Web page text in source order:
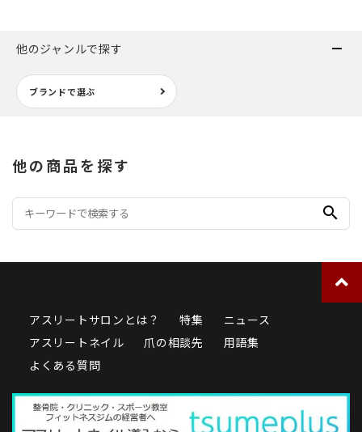
他のジャンルで探す
ブランドで選ぶ
他の商品を探す
search
アスリートサロンとは？ 特集
ニュース
アスリートネイル
爪の相談先
用語集
よくある質問